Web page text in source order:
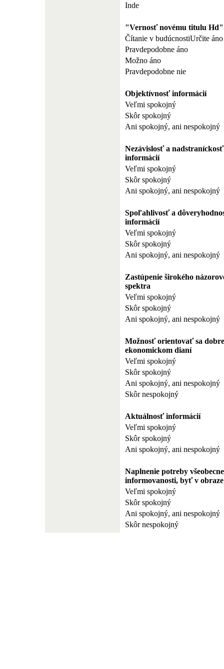
Inde
"Vernosť novému titulu
Čítanie v budúcnostiUrčite áno
Pravdepodobne áno
Možno áno
Pravdepodobne nie
Objektívnosť informácií
Veľmi spokojný
Skôr spokojný
Ani spokojný, ani nespokojný
Nezávislosť a nadstraníckosť
informácií
Veľmi spokojný
Skôr spokojný
Ani spokojný, ani nespokojný
Spoľahlivosť a
informácií
Veľmi spokojný
Skôr spokojný
Ani spokojný, ani nespokojný
Zastúpenie širokého
spektra
Veľmi spokojný
Skôr spokojný
Ani spokojný, ani nespokojný
Možnosť orientovať sa
ekonomickom dianí
Veľmi spokojný
Skôr spokojný
Ani spokojný, ani nespokojný
Skôr nespokojný
Aktuálnosť informácií
Veľmi spokojný
Skôr spokojný
Ani spokojný, ani nespokojný
Naplnenie potreby
informovanosti, byť v obraze
Veľmi spokojný
Skôr spokojný
Ani spokojný, ani nespokojný
Skôr nespokojný